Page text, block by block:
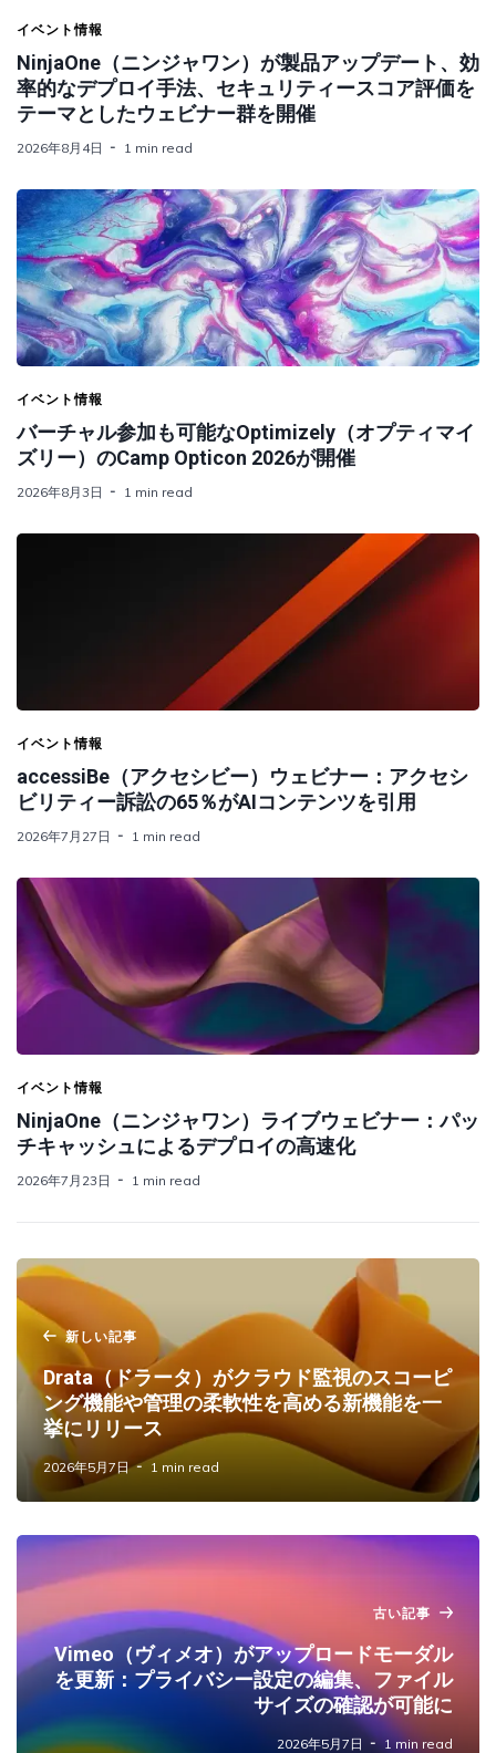
イベント情報
NinjaOne（ニンジャワン）が製品アップデート、効
率的なデプロイ手法、セキュリティースコア評価を
テーマとしたウェビナー群を開催
2026年8月4日 1 min read
イベント情報
バーチャル参加も可能なOptimizely（オプティマイ
ズリー）のCamp Opticon 2026が開催
2026年8月3日 1 min read
イベント情報
accessiBe（アクセシビー）ウェビナー：アクセシ
ビリティー訴訟の65％がAIコンテンツを引用
2026年7月27日 1 min read
イベント情報
NinjaOne（ニンジャワン）ライブウェビナー：パッ
チキャッシュによるデプロイの高速化
2026年7月23日 1 min read
新しい記事
Drata（ドラータ）がクラウド監視のスコーピ
ング機能や管理の柔軟性を高める新機能を一
挙にリリース
2026年5月7日 1 min read
古い記事
Vimeo（ヴィメオ）がアップロードモーダル
を更新：プライバシー設定の編集、ファイル
サイズの確認が可能に
2026年5月7日 1 min read